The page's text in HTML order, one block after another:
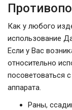
Как у любого
использование
Если у Вас
относительно
посоветоваться
аппарата.
Раны,